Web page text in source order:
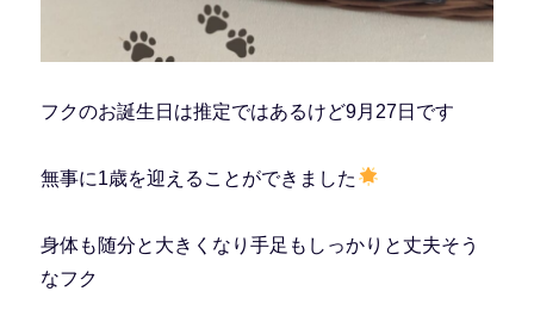
フクのお誕生日は推定ではあるけど9月27日です
無事に1歳を迎えることができました
身体も随分と大きくなり手足もしっかりと丈夫そう
なフク